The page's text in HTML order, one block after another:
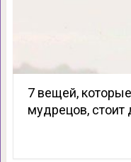
7 вещей,
мудрецов, стоит